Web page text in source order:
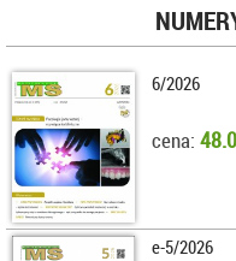
6/2026
cena:
e-5/2026